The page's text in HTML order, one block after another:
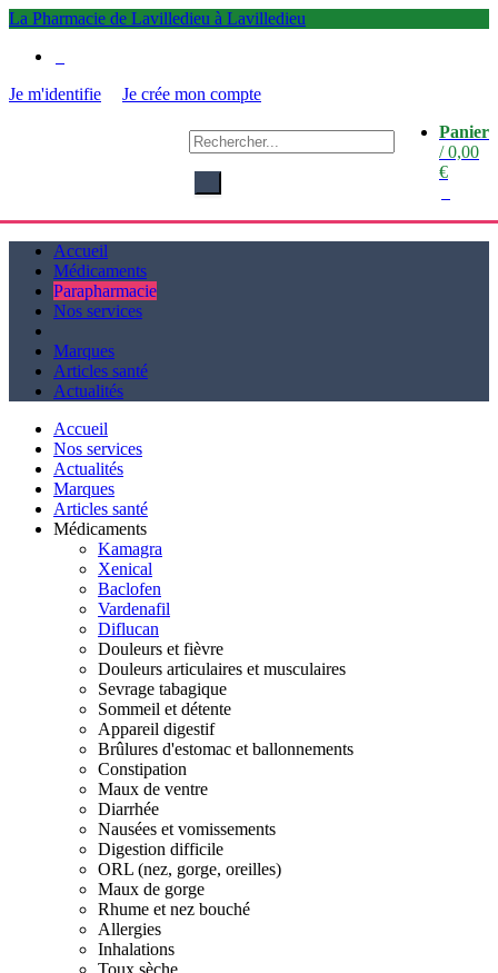
La Pharmacie de Lavilledieu à Lavilledieu
Je m'identifie
Je crée mon compte
Panier
/0,00
€
Accueil
Médicaments
Parapharmacie
Nos services
Marques
Articles santé
Actualités
Accueil
Nos services
Actualités
Marques
Articles santé
Médicaments
Kamagra
Xenical
Baclofen
Vardenafil
Diflucan
Douleurs et fièvre
Douleurs articulaires et musculaires
Sevrage tabagique
Sommeil et détente
Appareil digestif
Brûlures d'estomac et ballonnements
Constipation
Maux de ventre
Diarrhée
Nausées et vomissements
Digestion difficile
ORL (nez, gorge, oreilles)
Maux de gorge
Rhume et nez bouché
Allergies
Inhalations
Toux sèche